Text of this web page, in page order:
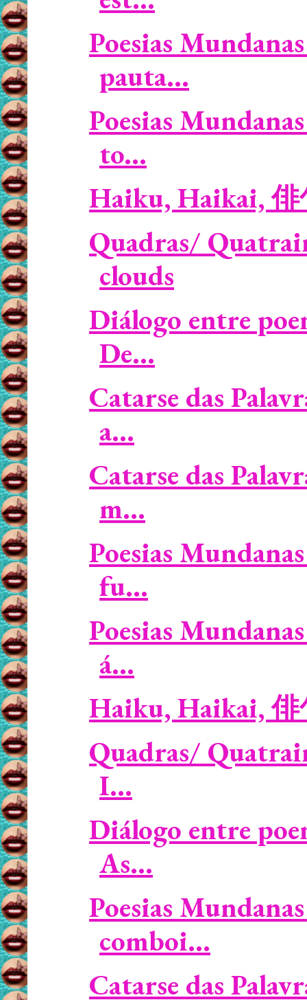
Poesias
pauta...
Poesias
to...
Haiku, Haikai, 俳
Quadras/
clouds
Diálogo entre
De...
Catarse das
a...
Catarse das
m...
Poesias
fu...
Poesias
á...
Haiku, Haikai, 俳
Quadras/
I...
Diálogo entre
As...
Poesias
comboi...
Catarse das